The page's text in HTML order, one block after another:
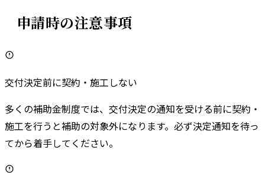
申請時の注意事項
交付決定前に契約・施工しない
多くの補助金制度では、交付決定の通知を受ける前に契約・
施工を行うと補助の対象外になります。必ず決定通知を待っ
てから着手してください。